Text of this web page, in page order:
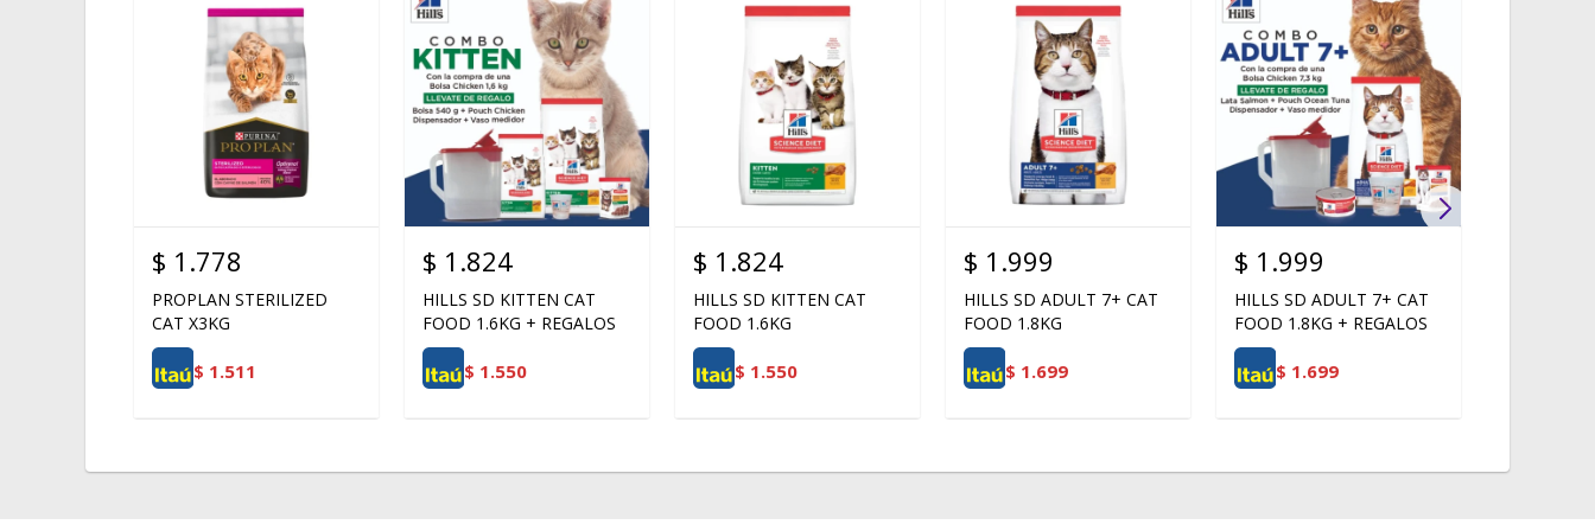
$ 1.778
PROPLAN STERILIZED
CAT X3KG
$ 1.511
$ 1.824
HILLS SD KITTEN CAT
FOOD 1.6KG + REGALOS
$ 1.550
$ 1.824
HILLS SD KITTEN CAT
FOOD 1.6KG
$ 1.550
$ 1.999
HILLS SD ADULT 7+ CAT
FOOD 1.8KG
$ 1.699
$ 1.999
HILLS SD ADULT 7+ CAT
FOOD 1.8KG + REGALOS
$ 1.699